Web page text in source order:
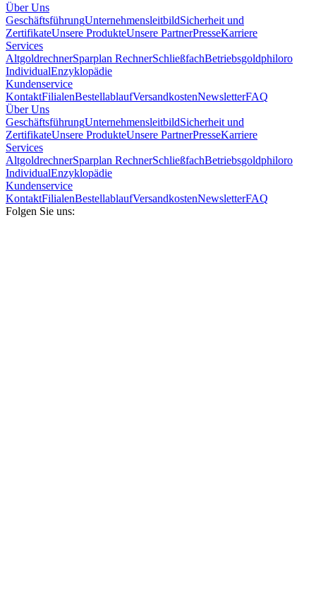
Über Uns
GeschäftsführungUnternehmensleitbildSicherheit und
ZertifikateUnsere ProdukteUnsere PartnerPresseKarriere
Services
AltgoldrechnerSparplan RechnerSchließfachBetriebsgoldphiloro
IndividualEnzyklopädie
Kundenservice
KontaktFilialenBestellablaufVersandkostenNewsletterFAQ
Über Uns
GeschäftsführungUnternehmensleitbildSicherheit und
ZertifikateUnsere ProdukteUnsere PartnerPresseKarriere
Services
AltgoldrechnerSparplan RechnerSchließfachBetriebsgoldphiloro
IndividualEnzyklopädie
Kundenservice
KontaktFilialenBestellablaufVersandkostenNewsletterFAQ
Folgen Sie uns: